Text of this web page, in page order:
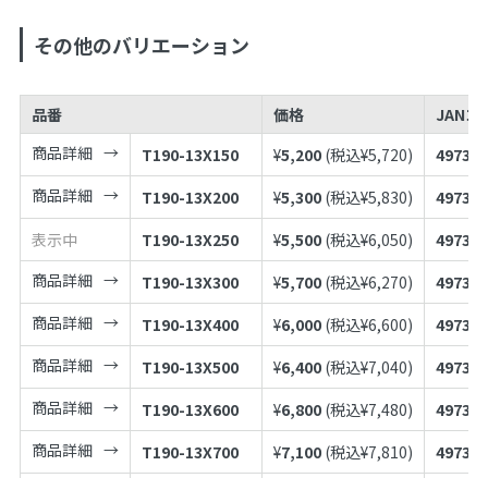
その他のバリエーション
品番 価格
JANコ
商品詳細
T190-13X150 ¥5,200 (税込¥5,720)
商品詳細
T190-13X200 ¥5,300 (税込¥5,830)
表示中
T190-13X250 ¥5,500 (税込¥6,050)
商品詳細
T190-13X300 ¥5,700 (税込¥6,270)
商品詳細
T190-13X400 ¥6,000 (税込¥6,600)
商品詳細
T190-13X500 ¥6,400 (税込¥7,040)
商品詳細
T190-13X600 ¥6,800 (税込¥7,480)
商品詳細
T190-13X700 ¥7,100 (税込¥7,810)